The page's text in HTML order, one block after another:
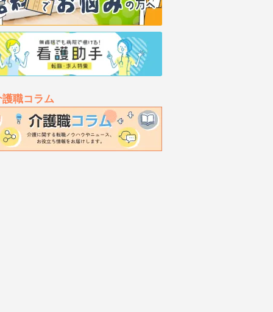
護職コラム